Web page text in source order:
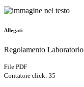
Allegati
Regolamento
File PDF
Contatore click: 35